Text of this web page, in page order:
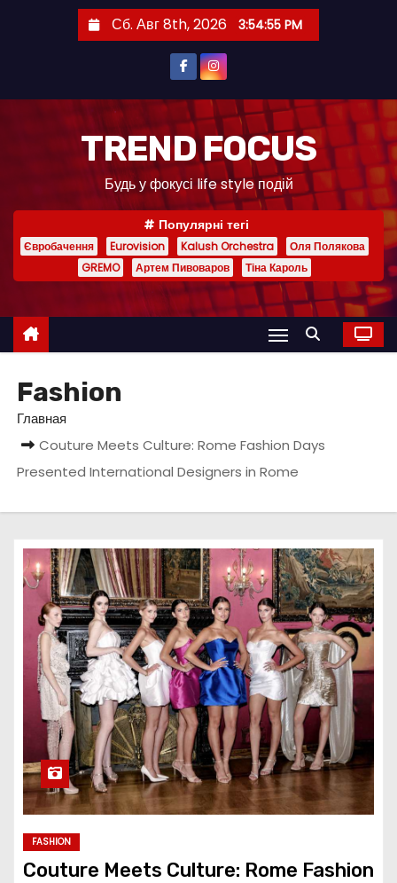
и
Сб. Авг 8th, 2026 3:54:57 PM
TREND FOCUS
Будь у фокусі life style подій
Популярні тегі
Євробачення Eurovision Kalush Orchestra
Оля Полякова
GREMO
Артем Пивоваров Тіна Кароль
Fashion
Главная
Couture Meets Culture: Rome Fashion Days
Presented International Designers in Rome
FASHION
Couture Meets Culture: Rome Fashion